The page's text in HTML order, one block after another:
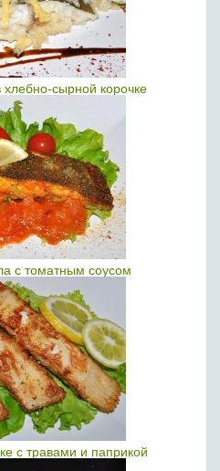
сырной корочке
с томатным соусом
с травами и паприкой